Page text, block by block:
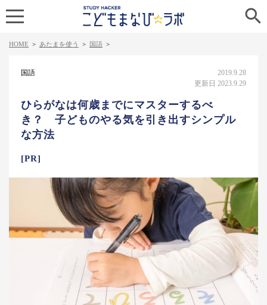

HOME > あたまを使う > 国語 >
国語
2019.9.28
更新日 2023.9.29
ひらがなは何歳までにマスターするべ
き？ 子どものやる気を引き出すシンプル
な方法
[PR]